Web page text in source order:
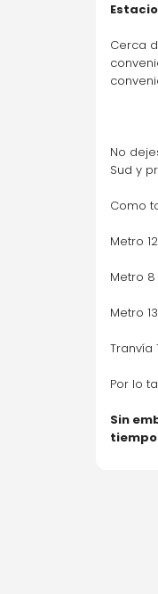
Cerca
No
Sud y
Como
Metro
Metro
Metro
Tranvía
Por lo
Sin